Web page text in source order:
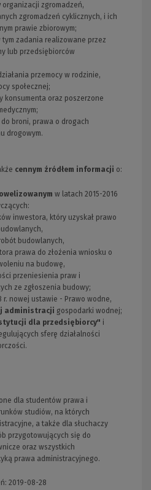
organizacji zgromadzeń,
zgromadzeń cyklicznych, i ich
prawie zbiorowym;
zadania realizowane przez
lub przedsiębiorców
przemocy w rodzinie,
społecznej;
konsumenta oraz poszerzone
broni, prawa o drogach
drogowym.
cennym źródłem informacji o:
w latach 2015-2016
inwestora, który uzyskał prawo
budowlanych,
prawa do złożenia wniosku o
na budowę,
przeniesienia praw i
ze zgłoszenia budowy;
r. nowej ustawie - Prawo wodne,
administracji gospodarki wodnej;
dla przedsiębiorcy" i
sferę działalności
dla studentów prawa i
studiów, na których
a także dla słuchaczy
przygotowujących się do
oraz wszystkich
prawa administracyjnego.
2019-08-28